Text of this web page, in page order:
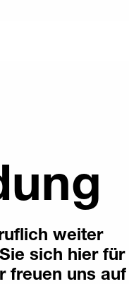
weiter
sich hier für
freuen uns auf